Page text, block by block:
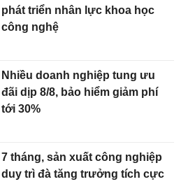
phát triển nhân lực khoa học
công nghệ
Nhiều doanh nghiệp tung ưu
đãi dịp 8/8, bảo hiểm giảm phí
tới 30%
7 tháng, sản xuất công nghiệp
duy trì đà tăng trưởng tích cực